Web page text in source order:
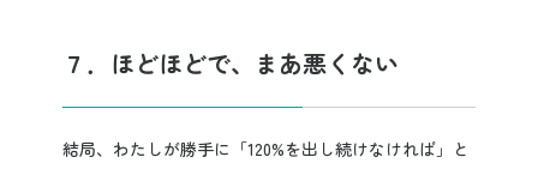
７．ほどほどで、まあ悪くない
結局、わたしが勝手に「120%を出し続けなければ」と